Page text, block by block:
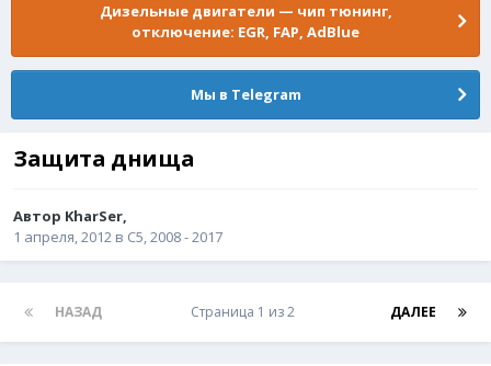
Дизельные двигатели — чип тюнинг,
отключение: EGR, FAP, AdBlue
Мы в Telegram
Защита днища
Автор KharSer,
1 апреля, 2012 в С5, 2008 - 2017
НАЗАД ДАЛЕЕ
Страница 1 из 2